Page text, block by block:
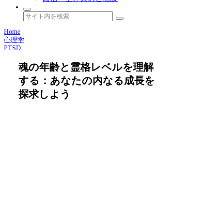
Home
心理学
PTSD
魂の年齢と霊格レベルを理解
する：あなたの内なる成長を
探求しよう